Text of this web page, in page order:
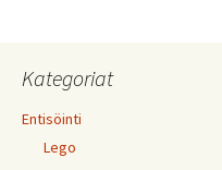
Kategoriat
Entisöinti
Lego